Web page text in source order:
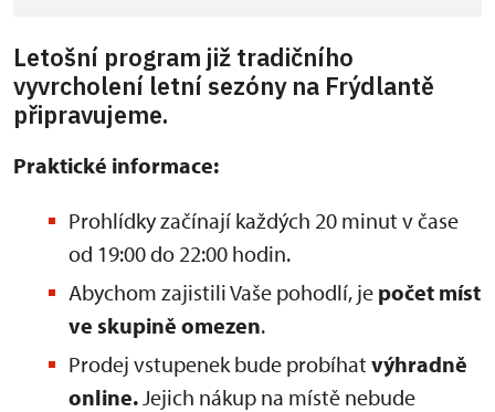
Letošní program již tradičního
vyvrcholení letní sezóny na Frýdlantě
připravujeme.
Praktické informace:
Prohlídky začínají každých 20 minut v čase
od 19:00 do 22:00 hodin.
Abychom zajistili Vaše pohodlí, je počet míst
ve skupině omezen.
Prodej vstupenek bude probíhat výhradně
online.Jejich nákup na místě nebude